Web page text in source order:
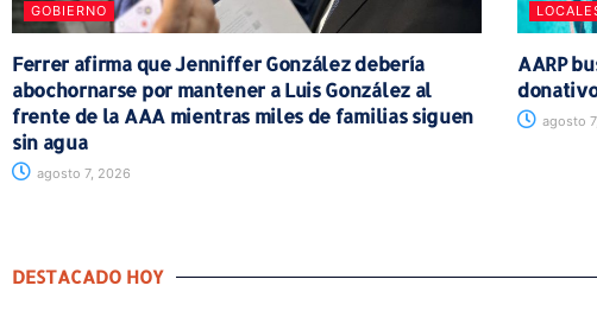
GOBIERNO
Ferrer afirma que Jenniffer González debería
abochornarse por mantener a Luis González al
frente de la AAA mientras miles de familias siguen
sin agua
agosto 7, 2026
AARP
agosto
DESTACADO HOY